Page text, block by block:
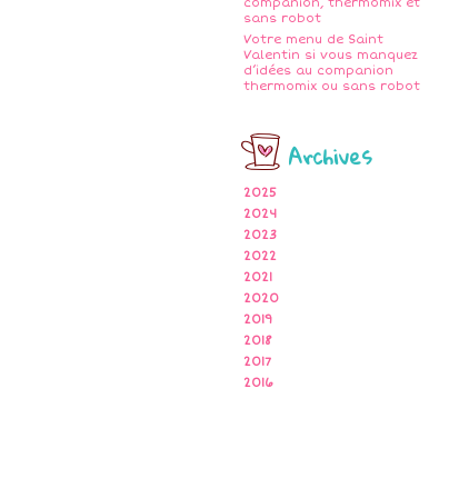
sans robot
Votre menu de Saint
Valentin si vous manquez
d’idées au companion
thermomix ou sans robot
Archives
2025
2024
2023
2022
2021
2020
2019
2018
2017
2016